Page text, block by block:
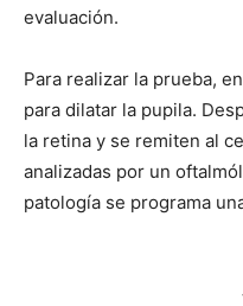
evaluación.
Para realizar la prueba,
para dilatar la pupila.
la retina y se remiten al
analizadas por un
patología se programa